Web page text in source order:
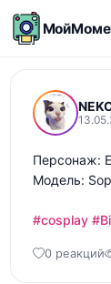
Персонаж:
Модель:
#cosplay
0 реакций